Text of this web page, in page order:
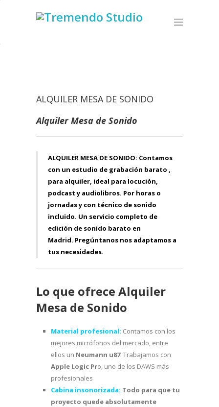
ALQUILER MESA DE SONIDO
Alquiler Mesa de Sonido
ALQUILER MESA DE SONIDO: Contamos
con un estudio de grabación barato ,
para alquiler, ideal para locución,
podcast y audiolibros. Por horas o
jornadas y con técnico de sonido
incluido. Un servicio completo de
edición de sonido barato en
Madrid. Pregúntanos nos adaptamos a
tus necesidades.
Lo que ofrece Alquiler
Mesa de Sonido
Material profesional: Contamos con los
mejores micrófonos del mercado, entre
ellos un Neumann u87. Trabajamos con
Apple Logic Pro, uno de los DAWS más
profesionales
Cabina insonorizada: Todo para que tu
proyecto quede absolutamente